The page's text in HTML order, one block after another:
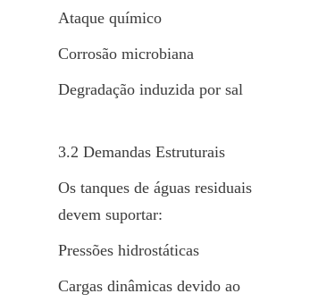
Ataque químico
Corrosão microbiana
Degradação induzida por sal
3.2 Demandas Estruturais
Os tanques de águas residuais
devem suportar:
Pressões hidrostáticas
Cargas dinâmicas devido ao